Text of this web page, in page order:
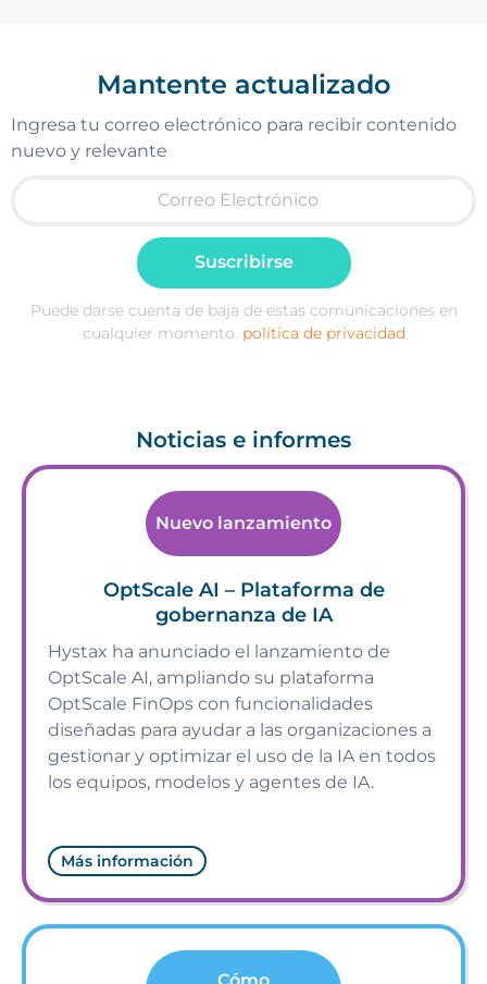
Mantente actualizado
Ingresa tu correo electrónico para recibir contenido
nuevo y relevante
Suscribirse
Puede darse cuenta de baja de estas comunicaciones en
cualquier momento. política de privacidad
Noticias e informes
Nuevo lanzamiento
OptScale AI – Plataforma de
gobernanza de IA
Hystax ha anunciado el lanzamiento de
OptScale AI, ampliando su plataforma
OptScale FinOps con funcionalidades
diseñadas para ayudar a las organizaciones a
gestionar y optimizar el uso de la IA en todos
los equipos, modelos y agentes de IA.
Más información